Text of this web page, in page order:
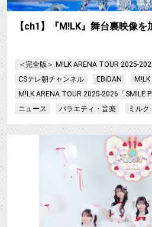
【ch1】『M!LK』舞台裏映像を
＜完全版＞ M!LK ARENA TOUR 2025-
CSテレ朝チャンネル
EBiDAN
M!LK
M!LK ARENA TOUR 2025-2026「SMILE
ニュース
バラエティ・音楽 ミルク